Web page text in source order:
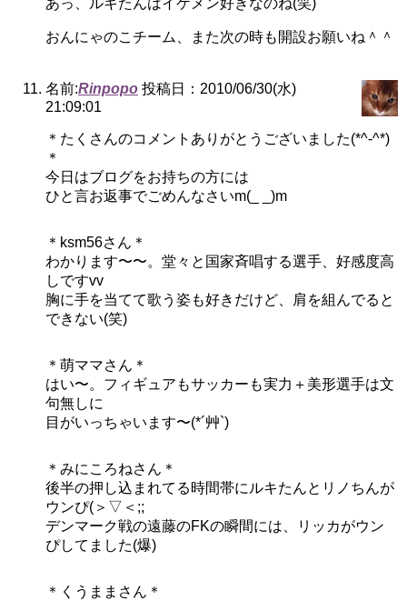
おんにゃのこチーム、また次の時も開設お願いね＾＾
名前:Rinpopo 投稿日：2010/06/30(水)
21:09:01
＊たくさんのコメントありがとうございました(*^-^*)
＊
今日はブログをお持ちの方には
ひと言お返事でごめんなさいm(_ _)m
＊ksm56さん＊
わかります〜〜。堂々と国家斉唱する選手、好感度高
しですvv
胸に手を当てて歌う姿も好きだけど、肩を組んでると
できない(笑)
＊萌ママさん＊
はい〜。フィギュアもサッカーも実力＋美形選手は文
句無しに
目がいっちゃいます〜(*´艸`)
＊みにころねさん＊
後半の押し込まれてる時間帯にルキたんとリノちんが
ウンぴ(＞▽＜;;
デンマーク戦の遠藤のFKの瞬間には、リッカがウン
ぴしてました(爆)
＊くうままさん＊